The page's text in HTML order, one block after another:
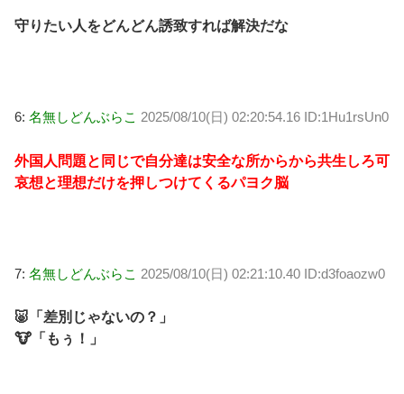
守りたい人をどんどん誘致すれば解決だな
6: 名無しどんぶらこ 2025/08/10(日) 02:20:54.16 ID:1Hu1rsUn0
外国人問題と同じで自分達は安全な所からから共生しろ可
哀想と理想だけを押しつけてくるパヨク脳
7: 名無しどんぶらこ 2025/08/10(日) 02:21:10.40 ID:d3foaozw0
🐷「差別じゃないの？」
🐮「もぅ！」